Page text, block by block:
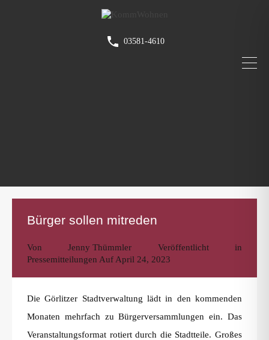
03581-4610
Bürger sollen mitreden
VonJenny Thümmler Veröffentlicht in
Pressemitteilungen Auf April 24, 2023
Die Görlitzer Stadtverwaltung lädt in den kommenden
Monaten mehrfach zu Bürgerversammlungen ein. Das
Veranstaltungsformat rotiert durch die Stadtteile. Großes